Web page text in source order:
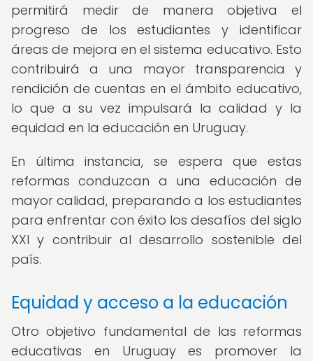
permitirá medir de manera objetiva el
progreso de los estudiantes y identificar
áreas de mejora en el sistema educativo. Esto
contribuirá a una mayor transparencia y
rendición de cuentas en el ámbito educativo,
lo que a su vez impulsará la calidad y la
equidad en la educación en Uruguay.
En última instancia, se espera que estas
reformas conduzcan a una educación de
mayor calidad, preparando a los estudiantes
para enfrentar con éxito los desafíos del siglo
XXI y contribuir al desarrollo sostenible del
país.
Equidad y acceso a la educación
Otro objetivo fundamental de las reformas
educativas en Uruguay es promover la